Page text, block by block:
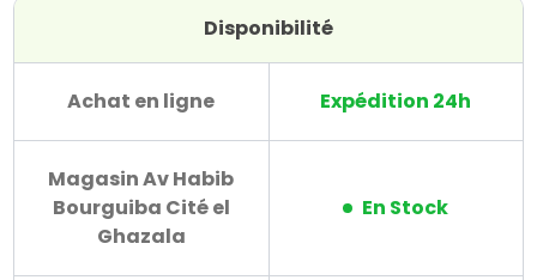
Disponibilité
Achat en ligne Expédition 24h
Magasin Av Habib
Bourguiba Cité el
Ghazala
En Stock